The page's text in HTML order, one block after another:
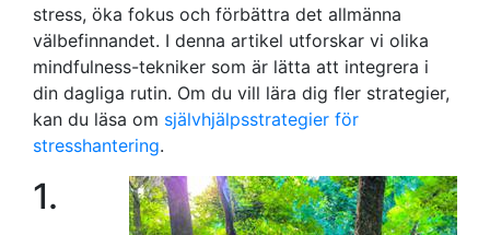
stress, öka fokus och förbättra det allmänna
välbefinnandet. I denna artikel utforskar vi olika
mindfulness-tekniker som är lätta att integrera i
din dagliga rutin. Om du vill lära dig fler strategier,
kan du läsa om självhjälpsstrategier för
stresshantering.
1.